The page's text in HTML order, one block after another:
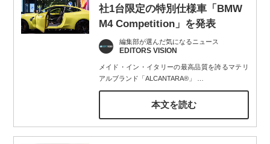
社1台限定の特別仕様車「BMW
M4 Competition」を発表
編集部が選んだ気になるニュース
EDITORS VISION
メイド・イン・イタリーの最高品質を誇るマテリ
アルブランド「ALCANTARA®」
本文を読む